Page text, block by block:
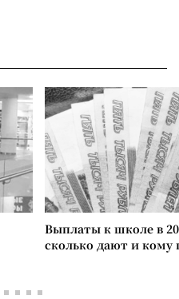
Выплаты к школе в
сколько дают и